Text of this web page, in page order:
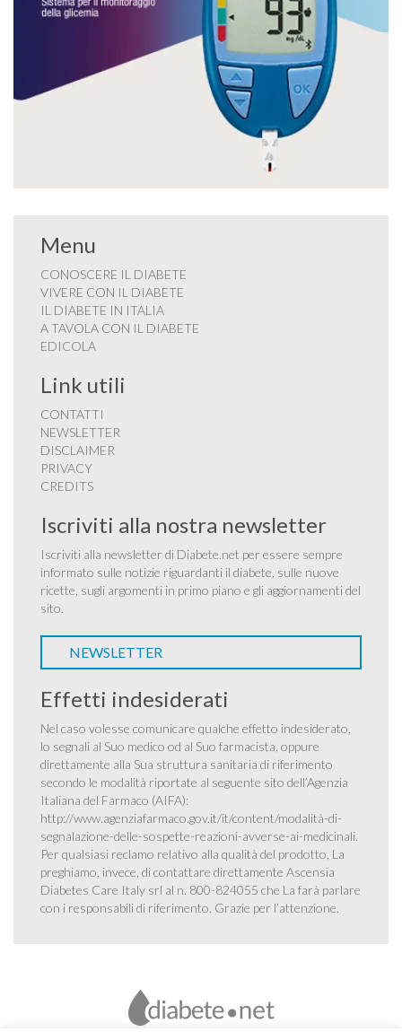
Menu
CONOSCERE IL DIABETE
VIVERE CON IL DIABETE
IL DIABETE IN ITALIA
A TAVOLA CON IL DIABETE
EDICOLA
Link utili
CONTATTI
NEWSLETTER
DISCLAIMER
PRIVACY
CREDITS
Iscriviti alla nostra newsletter
Iscriviti alla newsletter di Diabete.net per essere sempre
informato sulle notizie riguardanti il diabete, sulle nuove
ricette, sugli argomenti in primo piano e gli aggiornamenti del
sito.
NEWSLETTER
Effetti indesiderati
Nel caso volesse comunicare qualche effetto indesiderato,
lo segnali al Suo medico od al Suo farmacista, oppure
direttamente alla Sua struttura sanitaria di riferimento
secondo le modalità riportate al seguente sito dell’Agenzia
Italiana del Farmaco (AIFA):
http://www.agenziafarmaco.gov.it/it/content/modalità-di-
segnalazione-delle-sospette-reazioni-avverse-ai-medicinali.
Per qualsiasi reclamo relativo alla qualità del prodotto, La
preghiamo, invece, di contattare direttamente Ascensia
Diabetes Care Italy srl al n. 800-824055 che La farà parlare
con i responsabili di riferimento. Grazie per l’attenzione.